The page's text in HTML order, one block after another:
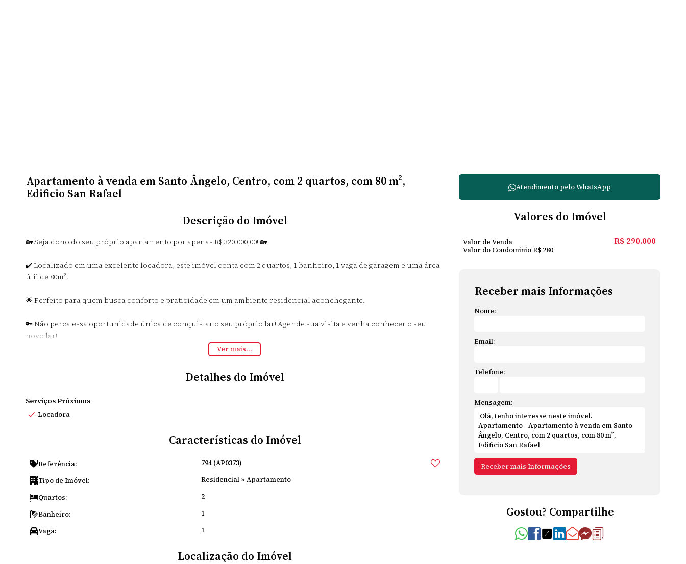
Apartamento à venda em Santo Ângelo, Centro, com 2 quartos, com 80 m²,
Edificio San Rafael
Descrição do Imóvel
🏡 Seja dono do seu próprio apartamento por apenas R$ 320.000,00! 🏡
✔️ Localizado em uma excelente locadora, este imóvel conta com 2 quartos, 1 banheiro, 1 vaga de garagem e uma área
útil de 80m².
🌟 Perfeito para quem busca conforto e praticidade em um ambiente residencial aconchegante.
🔑 Não perca essa oportunidade única de conquistar o seu próprio lar! Agende sua visita e venha conhecer o seu
novo lar!
Ver mais...
Detalhes do Imóvel
Serviços Próximos
Locadora
Características do Imóvel
Referência: 794 (AP0373)
Tipo de Imóvel: Residencial » Apartamento
Quartos: 2
Banheiro: 1
Vaga: 1
Localização do Imóvel
Atendimento peloWhatsApp
Valores do Imóvel
R$ 290.000
Valor de Venda
Valor do CondominioR$ 280
Receber mais Informações
Nome:
Email:
Telefone:
Mensagem:
Gostou? Compartilhe